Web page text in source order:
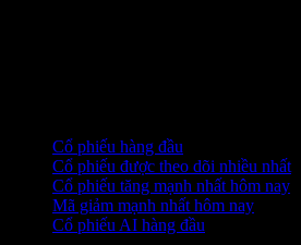
Cổ phiếu hàng đầu
Cổ phiếu được theo dõi nhiều nhất
Cổ phiếu tăng mạnh nhất hôm nay
Mã giảm mạnh nhất hôm nay
Cổ phiếu AI hàng đầu